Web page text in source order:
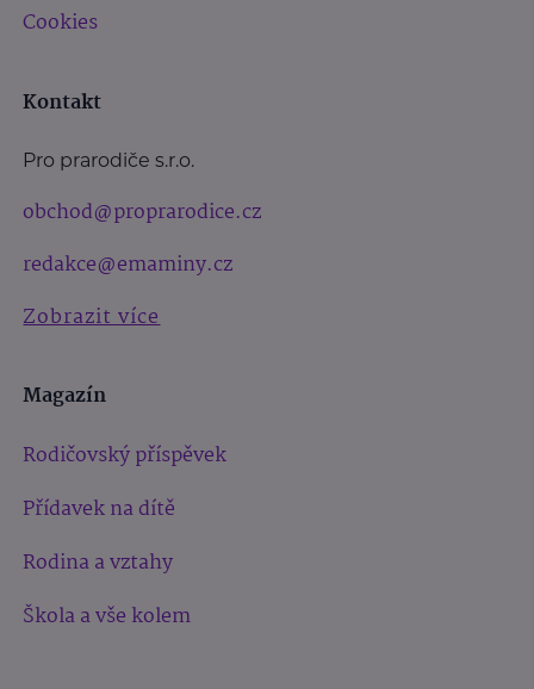
Cookies
Kontakt
Pro prarodiče s.r.o.
obchod@proprarodice.cz
redakce@emaminy.cz
Zobrazit více
Magazín
Rodičovský příspěvek
Přídavek na dítě
Rodina a vztahy
Škola a vše kolem